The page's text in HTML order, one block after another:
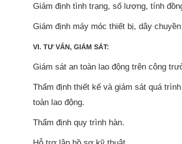
Giám định tình trạng, số lượng, tính
Giám định máy móc thiết bị, dây
VI. TƯ VẤN, GIÁM SÁT:
Giám sát an toàn lao động trên công
Thẩm định thiết kế và giám sát quá
toàn lao động.
Thẩm định quy trình hàn.